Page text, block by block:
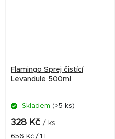
Flamingo Sprej čistící
Levandule 500ml
Skladem (>5 ks)
328 Kč / ks
Měrná
656 Kč / 1 l